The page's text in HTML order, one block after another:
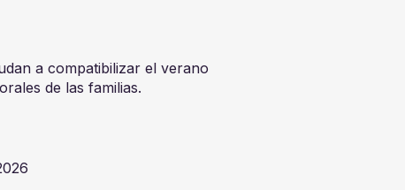
a compatibilizar el verano
de las familias.